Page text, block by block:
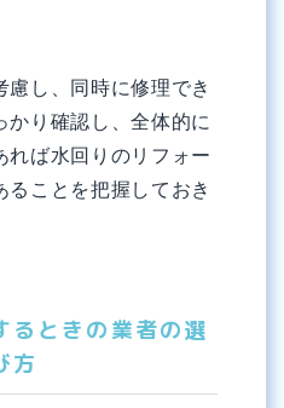
慮し、同時に修理でき
かり確認し、全体的に
れば水回りのリフォー
ることを把握しておき
るときの業者の選
方